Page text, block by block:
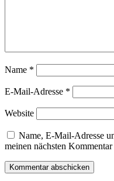
Name *
E-Mail-Adresse *
Website
Name, E-Mail-Adresse
meinen nächsten Kommentar